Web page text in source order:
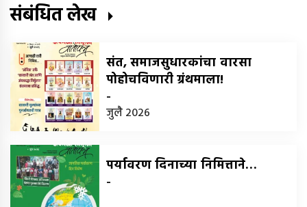
संबंधित लेख
संत, समाजसुधारकांचा वारसा
पोहोचविणारी ग्रंथमाला!
-
जुलै 2026
पर्यावरण दिनाच्या निमित्ताने…
-